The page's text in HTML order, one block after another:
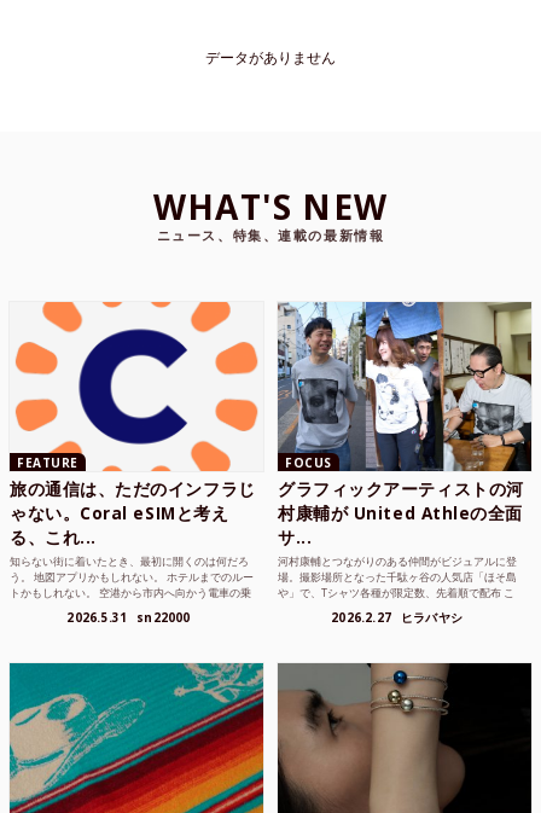
データがありません
WHAT'S NEW
ニュース、特集、連載の最新情報
FEATURE
旅の通信は、ただのインフラじ
ゃない。Coral eSIMと考え
る、これ...
知らない街に着いたとき、最初に開くのは何だろ
う。 地図アプリかもしれない。 ホテルまでのルー
トかもしれない。 空港から市内へ向かう電車の乗
2026.5.31 sn22000
FOCUS
グラフィックアーティストの河
村康輔が United Athleの全面
サ...
河村康輔とつながりのある仲間がビジュアルに登
場。撮影場所となった千駄ヶ谷の人気店「ほそ島
や」で、Tシャツ各種が限定数、先着順で配布 こ
2026.2.27 ヒラバヤシ